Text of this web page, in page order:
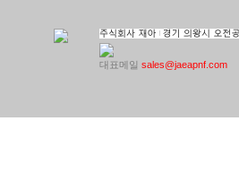
대표메일 sales@jaeapnf.com